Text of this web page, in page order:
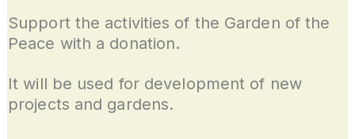
Support the activities of the Garden of the
Peace with a donation.
It will be used for development of new
projects and gardens.